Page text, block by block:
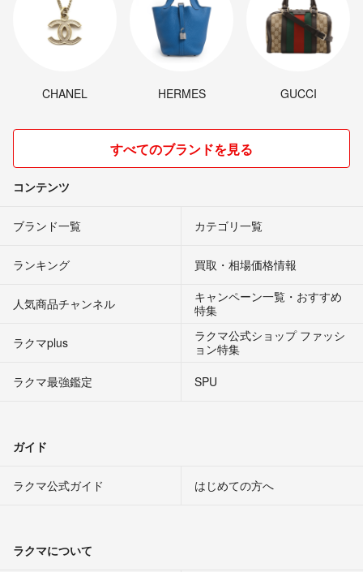
CHANEL HERMES GUCCI
すべてのブランドを見る
コンテンツ
ブランド一覧 カテゴリ一覧
ランキング 買取・相場価格情報
人気商品チャンネル
キャンペーン一覧・おすすめ
特集
ラクマplus
ラクマ公式ショップ ファッシ
ョン特集
ラクマ最強鑑定
SPU
ガイド
ラクマ公式ガイド はじめての方へ
ラクマについて